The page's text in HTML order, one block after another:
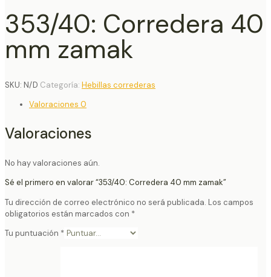
353/40: Corredera 40
mm zamak
SKU: N/D Categoría: Hebillas correderas
Valoraciones 0
Valoraciones
No hay valoraciones aún.
Sé el primero en valorar “353/40: Corredera 40 mm zamak”
Tu dirección de correo electrónico no será publicada. Los campos
obligatorios están marcados con *
Tu puntuación *